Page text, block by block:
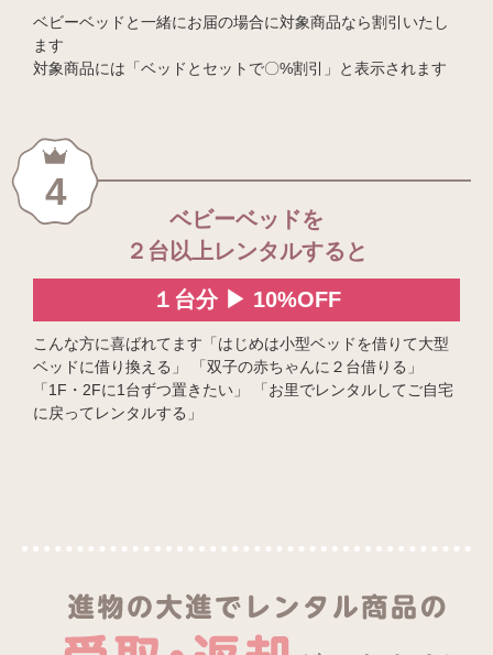
ベビーベッドと一緒にお届の場合に対象商品なら割引いたし
ます
対象商品には「ベッドとセットで〇%割引」と表示されます
4
ベビーベッドを
２台以上レンタルすると
１台分 ▶ 10%OFF
こんな方に喜ばれてます「はじめは小型ベッドを借りて大型
ベッドに借り換える」 「双子の赤ちゃんに２台借りる」
「1F・2Fに1台ずつ置きたい」 「お里でレンタルしてご自宅
に戻ってレンタルする」